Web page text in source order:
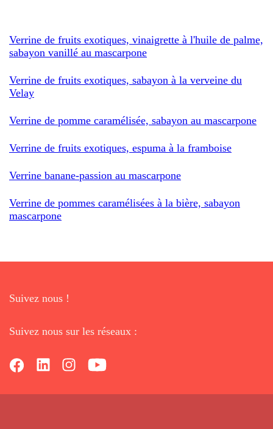
Verrine de fruits exotiques, vinaigrette à l'huile de palme,
sabayon vanillé au mascarpone
Verrine de fruits exotiques, sabayon à la verveine du
Velay
Verrine de pomme caramélisée, sabayon au mascarpone
Verrine de fruits exotiques, espuma à la framboise
Verrine banane-passion au mascarpone
Verrine de pommes caramélisées à la bière, sabayon
mascarpone
Suivez nous !
Suivez nous sur les réseaux :